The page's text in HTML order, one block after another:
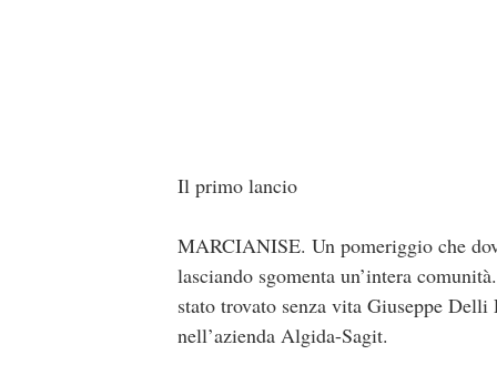
Il primo lancio
MARCIANISE. Un pomeriggio che
lasciando sgomenta un’intera
stato trovato senza vita Giuseppe
nell’azienda Algida-Sagit.